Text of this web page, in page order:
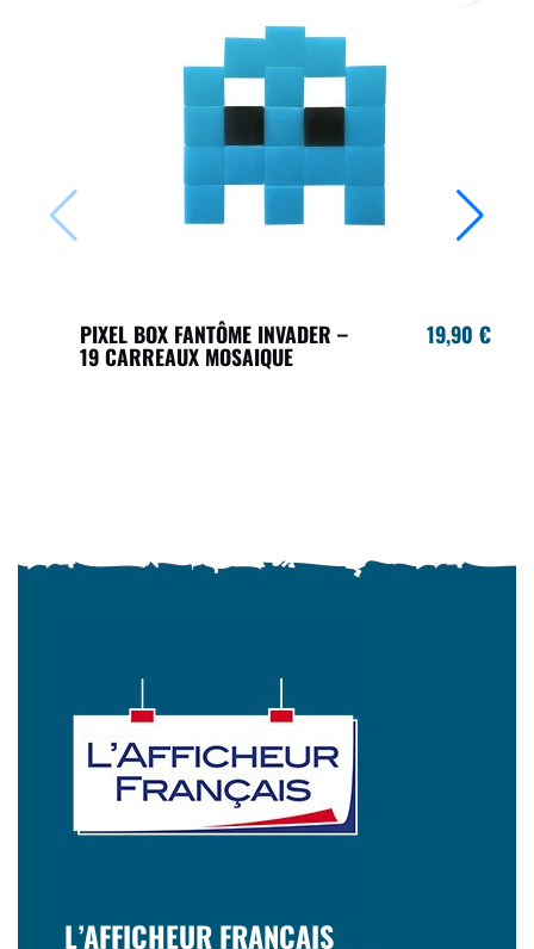
PIXEL BOX FANTÔME INVADER –
19 CARREAUX MOSAIQUE
19,90 €
L’AFFICHEUR FRANÇAIS